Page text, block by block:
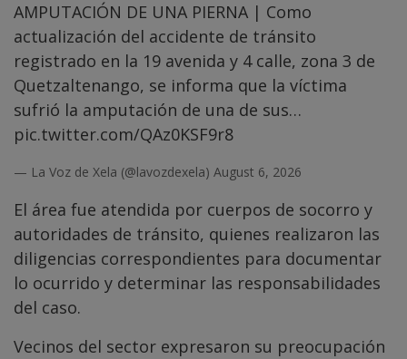
AMPUTACIÓN DE UNA PIERNA | Como
actualización del accidente de tránsito
registrado en la 19 avenida y 4 calle, zona 3 de
Quetzaltenango, se informa que la víctima
sufrió la amputación de una de sus…
pic.twitter.com/QAz0KSF9r8
— La Voz de Xela (@lavozdexela) August 6, 2026
El área fue atendida por cuerpos de socorro y
autoridades de tránsito, quienes realizaron las
diligencias correspondientes para documentar
lo ocurrido y determinar las responsabilidades
del caso.
Vecinos del sector expresaron su preocupación